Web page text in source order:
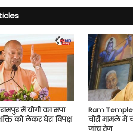
में योगी का सपा
को लेकर घेरा विपक्ष
Ram Temple
चोरी मामले में
जांच तेज